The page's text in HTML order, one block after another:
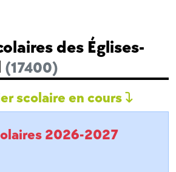
des Églises-
(17400)
scolaire en cours
2026-2027